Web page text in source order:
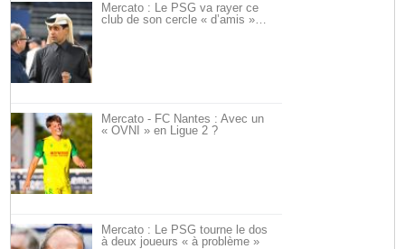
Mercato : Le PSG va rayer ce
club de son cercle « d’amis »…
Mercato - FC Nantes : Avec un
« OVNI » en Ligue 2 ?
Mercato : Le PSG tourne le dos
à deux joueurs « à problème »